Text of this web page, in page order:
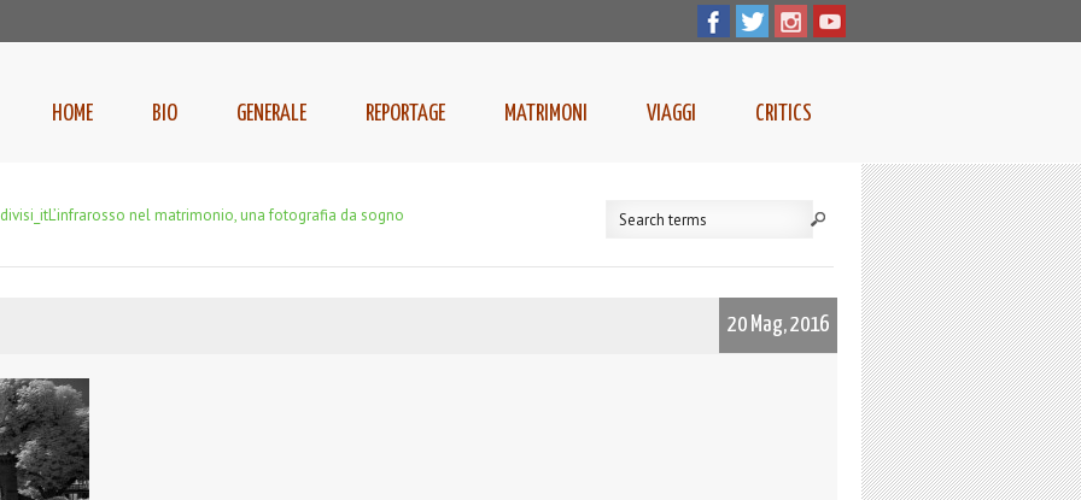
HOME BIO GENERALE REPORTAGE MATRIMONI VIAGGI CRITICS
L’infrarosso nel matrimonio, una fotografia da sogno
20 Mag, 2016